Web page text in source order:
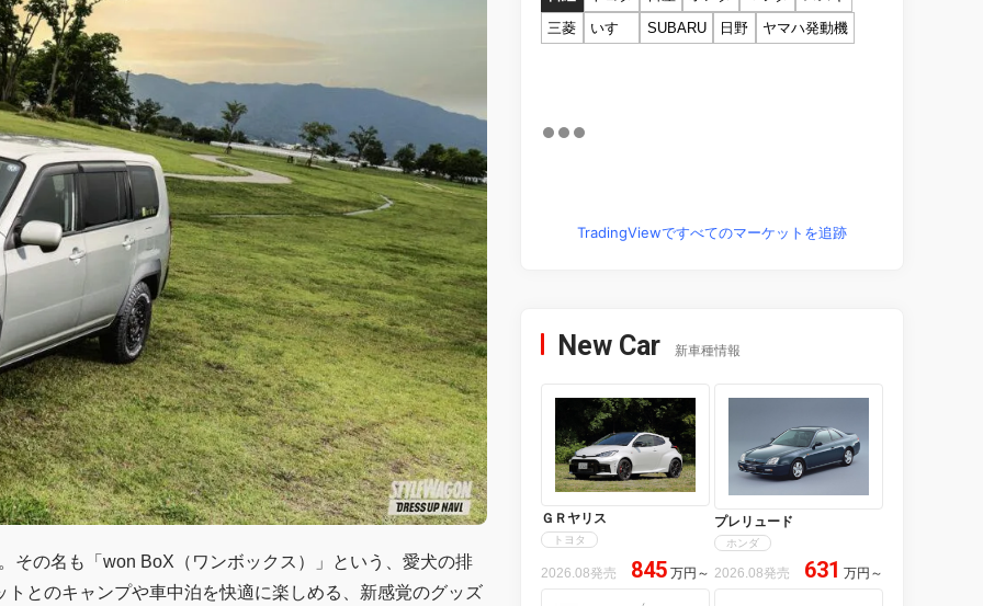
その名も「won BoX（ワンボックス）」という、愛犬の排
とのキャンプや車中泊を快適に楽しめる、新感覚のグッズ
三菱
いすゞ SUBARU 日野 ヤマハ発動機
TradingViewですべてのマーケットを追跡
New Car 新車種情報
ＧＲヤリス
トヨタ
2026.08発売 845 万円 ～
プレリュード
ホンダ
2026.08発売 631 万円 ～